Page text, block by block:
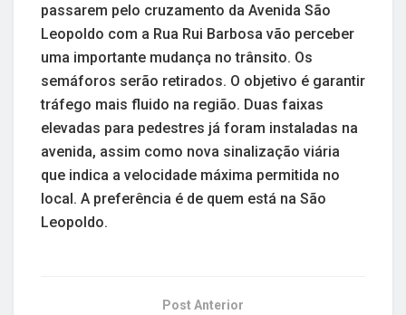
passarem pelo cruzamento da Avenida São
Leopoldo com a Rua Rui Barbosa vão perceber
uma importante mudança no trânsito. Os
semáforos serão retirados. O objetivo é garantir
tráfego mais fluido na região. Duas faixas
elevadas para pedestres já foram instaladas na
avenida, assim como nova sinalização viária
que indica a velocidade máxima permitida no
local. A preferência é de quem está na São
Leopoldo.
Post Anterior